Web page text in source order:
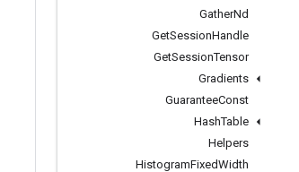
GatherNd
GetSessionHandle
GetSessionTensor
Gradients
GuaranteeConst
HashTable
Helpers
HistogramFixedWidth